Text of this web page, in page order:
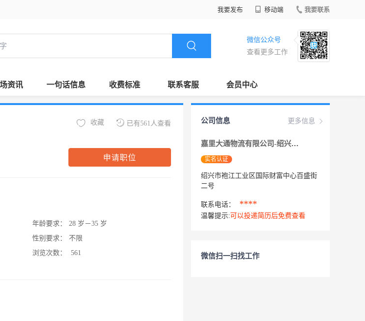
我要发布 移动端 我要联系
微信公众号
查看更多工作
资讯 一句话信息 收费标准 联系客服 会员中心
已有561人查看
收藏
申请职位
年龄要求：
28 岁－35 岁
性别要求：
不限
浏览次数：
561
更多信息
公司信息
嘉里大通物流有限公司-绍兴分公司
实名认证
绍兴市袍江工业区国际财富中心百盛街
二号
联系电话： ****
温馨提示: 可以投递简历后免费查看
微信扫一扫找工作